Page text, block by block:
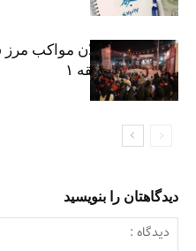
نکوداشت فعالان مواکب
شهرداری منطقه ۱
دیدگاهتان را بنویسید